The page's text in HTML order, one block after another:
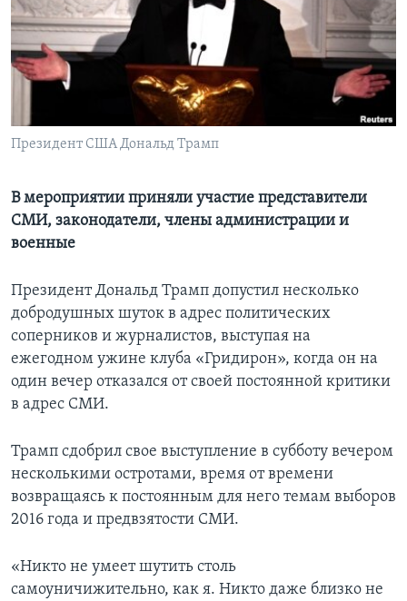
Learning English
СОЦИАЛЬНЫЕ СЕТИ
Президент США Дональд Трамп
В мероприятии приняли участие представители
СМИ, законодатели, члены администрации и
военные
Президент Дональд Трамп допустил несколько
добродушных шуток в адрес политических
соперников и журналистов, выступая на
ежегодном ужине клуба «Гридирон», когда он на
один вечер отказался от своей постоянной критики
в адрес СМИ.
Трамп сдобрил свое выступление в субботу вечером
несколькими остротами, время от времени
возвращаясь к постоянным для него темам выборов
2016 года и предвзятости СМИ.
«Никто не умеет шутить столь
самоуничижительно, как я. Никто даже близко не